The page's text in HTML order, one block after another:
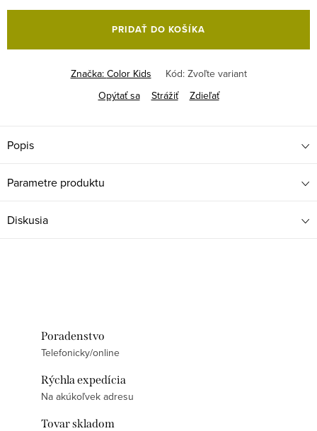
cena:
PRIDAŤ DO KOŠÍKA
Značka: Color Kids Kód: Zvoľte variant
Opýtať sa
Strážiť Zdieľať
Popis
Parametre produktu
Diskusia
Poradenstvo
Telefonicky/online
Rýchla expedícia
Na akúkoľvek adresu
Tovar skladom